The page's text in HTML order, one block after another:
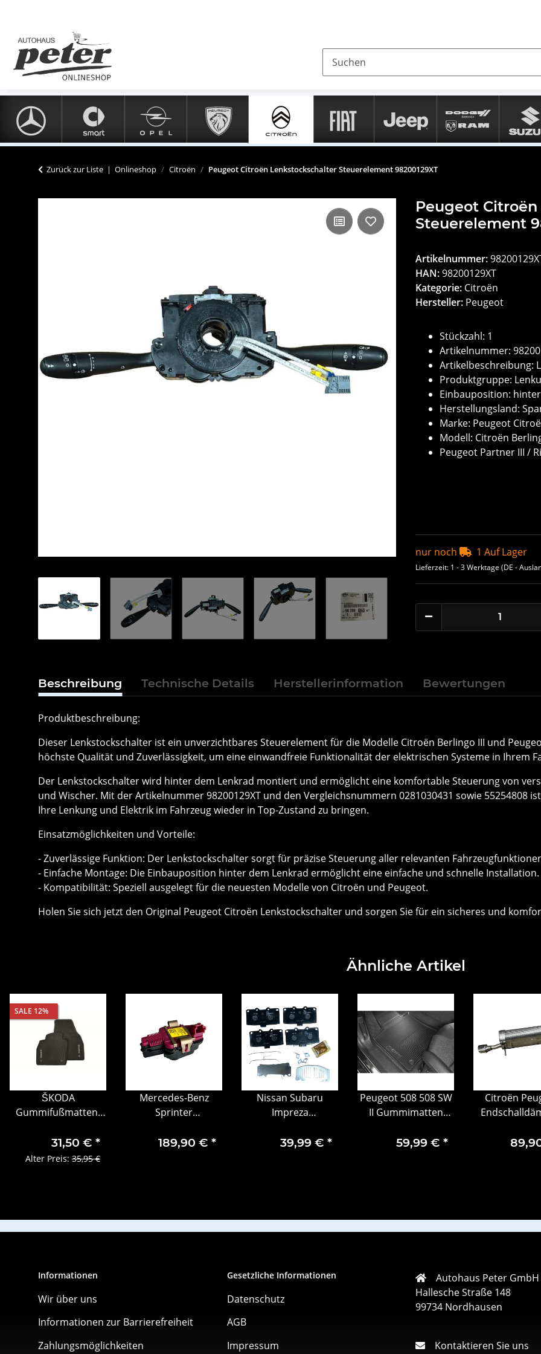
Zurück zur Liste Onlineshop Citroën Peugeot Citroën Lenkstockschalter Steuerelement 98200129XT
Peugeot
Steuerelement
Artikelnummer:
HAN:98200129XT
Kategorie: Citroën
Hersteller: Peugeot
Stückzahl: 1
Artikelnummer:
Artikelbeschreibung:
Produktgruppe:
Einbauposition:
Herstellungsland:
Marke: Peugeot
Modell: Citroën
Peugeot Partner III /
nur noch 1 Auf Lager
Lieferzeit: 1 - 3 Werktage (DE -
Beschreibung Technische Details Herstellerinformation Bewertungen
Produktbeschreibung:
Dieser Lenkstockschalter ist ein unverzichtbares Steuerelement für die Modelle Citroën Berlingo III und
höchste Qualität und Zuverlässigkeit, um eine einwandfreie Funktionalität der elektrischen Systeme in Ihrem
Der Lenkstockschalter wird hinter dem Lenkrad montiert und ermöglicht eine komfortable Steuerung von
und Wischer. Mit der Artikelnummer 98200129XT und den Vergleichsnummern 0281030431 sowie 55254808
Ihre Lenkung und Elektrik im Fahrzeug wieder in Top-Zustand zu bringen.
Einsatzmöglichkeiten und Vorteile:
- Zuverlässige Funktion: Der Lenkstockschalter sorgt für präzise Steuerung aller relevanten
- Einfache Montage: Die Einbauposition hinter dem Lenkrad ermöglicht eine einfache und schnelle Installation.
- Kompatibilität: Speziell ausgelegt für die neuesten Modelle von Citroën und Peugeot.
Holen Sie sich jetzt den Original Peugeot Citroën Lenkstockschalter und sorgen Sie für ein sicheres und
Ähnliche Artikel
SALE 12%
ŠKODA
Gummifußmatten-
vorn
31,50 € *
Alter Preis: 35,95 €
Mercedes-Benz
Sprinter
Lichtsensor Module
189,90 € *
Nissan Subaru
Impreza
Bremsbelagsatz
39,99 € *
Peugeot 508 508 SW
II Gummimatten
1690515180
59,99 € *
Citroën
1730.85
Informationen
Wir über uns
Informationen zur Barrierefreiheit
Zahlungsmöglichkeiten
Gesetzliche Informationen
Datenschutz
AGB
Impressum
Autohaus Peter GmbH
Hallesche Straße 148
99734 Nordhausen
Kontaktieren Sie uns